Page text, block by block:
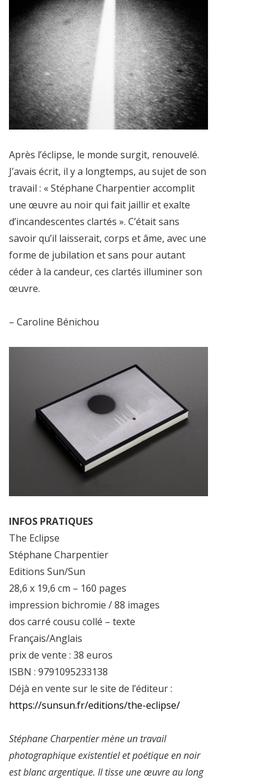
Après l’éclipse, le monde surgit, renouvelé.
J’avais écrit, il y a longtemps, au sujet de son
travail : « Stéphane Charpentier accomplit
une œuvre au noir qui fait jaillir et exalte
d’incandescentes clartés ». C’était sans
savoir qu’il laisserait, corps et âme, avec une
forme de jubilation et sans pour autant
céder à la candeur, ces clartés illuminer son
œuvre.
– Caroline Bénichou
INFOS PRATIQUES
The Eclipse
Stéphane Charpentier
Editions Sun/Sun
28,6 x 19,6 cm – 160 pages
impression bichromie / 88 images
dos carré cousu collé – texte
Français/Anglais
prix de vente : 38 euros
ISBN : 9791095233138
Déjà en vente sur le site de l’éditeur :
https://sunsun.fr/editions/the-eclipse/
Stéphane Charpentier mène un travail
photographique existentiel et poétique en noir
est blanc argentique. Il tisse une œuvre au long